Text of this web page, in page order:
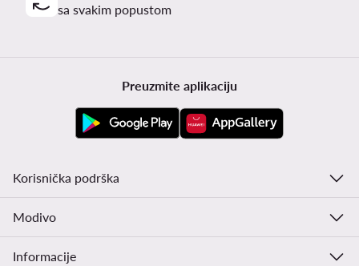
sa svakim popustom
Preuzmite aplikaciju
Korisnička podrška
Modivo
Informacije